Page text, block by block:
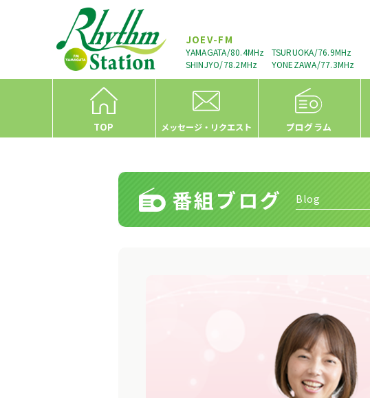
JOEV-FM
YAMAGATA/80.4MHz
TSURUOKA/76.9MHz
SHINJYO/78.2MHz
YONEZAWA/77.3MHz
TOP メッセージ・リクエスト プログラム
番組ブログ Blog